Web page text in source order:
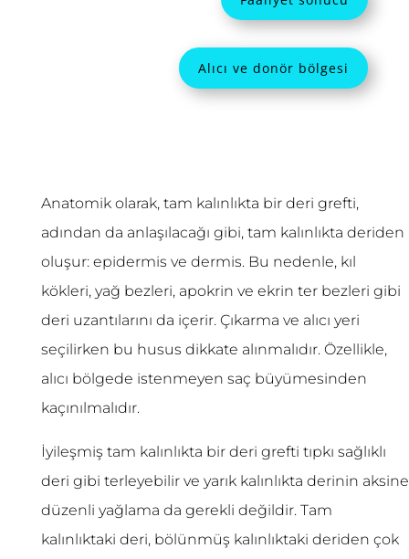
Alıcı ve donör bölgesi
Anatomik olarak, tam kalınlıkta bir deri grefti,
adından da anlaşılacağı gibi, tam kalınlıkta deriden
oluşur: epidermis ve dermis. Bu nedenle, kıl
kökleri, yağ bezleri, apokrin ve ekrin ter bezleri gibi
deri uzantılarını da içerir. Çıkarma ve alıcı yeri
seçilirken bu husus dikkate alınmalıdır. Özellikle,
alıcı bölgede istenmeyen saç büyümesinden
kaçınılmalıdır.
İyileşmiş tam kalınlıkta bir deri grefti tıpkı sağlıklı
deri gibi terleyebilir ve yarık kalınlıkta derinin aksine
düzenli yağlama da gerekli değildir. Tam
kalınlıktaki deri, bölünmüş kalınlıktaki deriden çok